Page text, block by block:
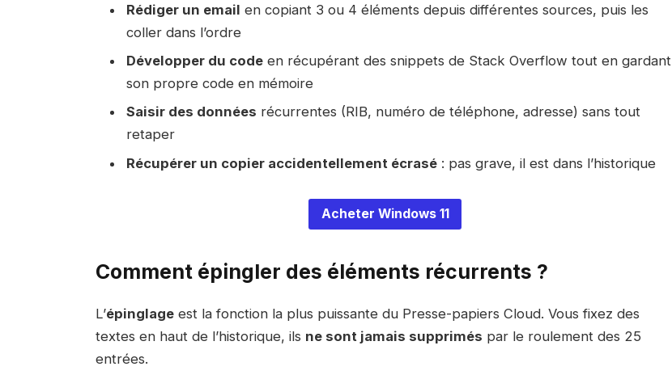
Rédiger un email en copiant 3 ou 4 éléments depuis différentes sources, puis les
coller dans l’ordre
Développer du codeen récupérant des snippets de Stack Overflow tout en gardant
son propre code en mémoire
Saisir des données récurrentes (RIB, numéro de téléphone, adresse) sans tout
retaper
Récupérer un copier accidentellement écrasé: pas grave, il est dans l’historique
Acheter Windows 11
Comment épingler des éléments récurrents ?
L’épinglageest la fonction la plus puissante du Presse-papiers Cloud. Vous fixez des
textes en haut de l’historique, ils ne sont jamais supprimés par le roulement des 25
entrées.